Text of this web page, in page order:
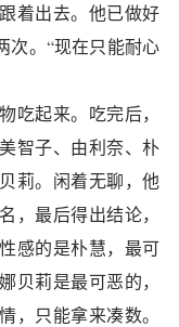
着出去。他已做好
次。“现在只能耐心
吃起来。吃完后，
智子、由利奈、朴
莉。闲着无聊，他
，最后得出结论，
感的是朴慧，最可
贝莉是最可恶的，
，只能拿来凑数。